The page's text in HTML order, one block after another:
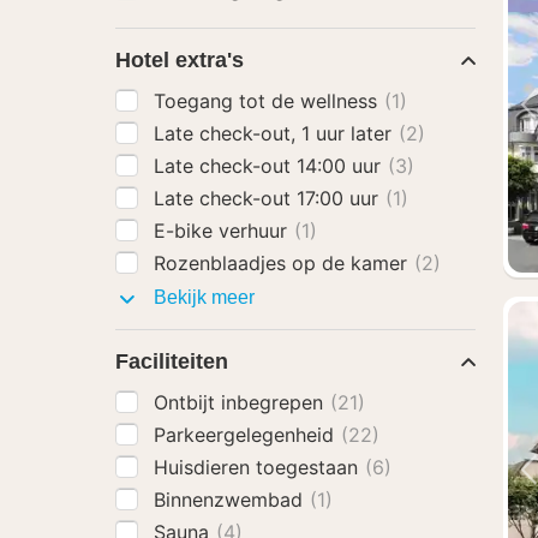
Hotel extra's
Toegang tot de wellness (1)
Late check-out, 1 uur later (2)
Late check-out 14:00 uur (3)
Late check-out 17:00 uur (1)
E-bike verhuur (1)
Rozenblaadjes op de kamer (2)
Bekijk meerHotel
Faciliteiten
Ontbijt inbegrepen (21)
Parkeergelegenheid (22)
Huisdieren toegestaan (6)
Binnenzwembad (1)
Sauna (4)